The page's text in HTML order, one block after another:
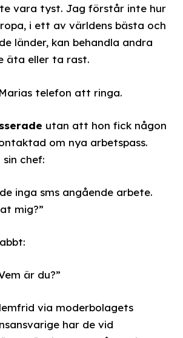
vara tyst. Jag förstår inte hur
i ett av världens bästa och
länder, kan behandla andra
äta eller ta rast.
telefon att ringa.
utan att hon fick någon
om nya arbetspass.
chef:
inga sms angående arbete.
mig?”
är du?”
via moderbolagets
har de vid